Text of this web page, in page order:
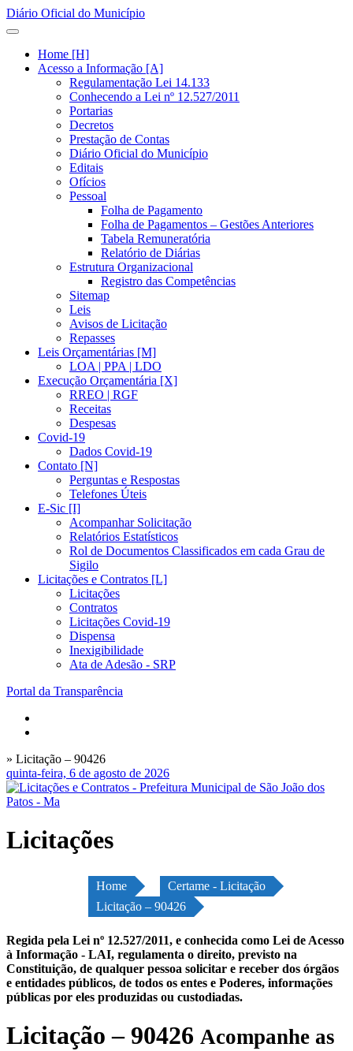
Diário Oficial do Município
Home [H]
Acesso a Informação [A]
Regulamentação Lei 14.133
Conhecendo a Lei nº 12.527/2011
Portarias
Decretos
Prestação de Contas
Diário Oficial do Município
Editais
Ofícios
Pessoal
Folha de Pagamento
Folha de Pagamentos – Gestões Anteriores
Tabela Remuneratória
Relatório de Diárias
Estrutura Organizacional
Registro das Competências
Sitemap
Leis
Avisos de Licitação
Repasses
Leis Orçamentárias [M]
LOA | PPA | LDO
Execução Orçamentária [X]
RREO | RGF
Receitas
Despesas
Covid-19
Dados Covid-19
Contato [N]
Perguntas e Respostas
Telefones Úteis
E-Sic [I]
Acompanhar Solicitação
Relatórios Estatísticos
Rol de Documentos Classificados em cada Grau de
Sigilo
Licitações e Contratos [L]
Licitações
Contratos
Licitações Covid-19
Dispensa
Inexigibilidade
Ata de Adesão - SRP
Portal da Transparência
» Licitação – 90426
quinta-feira, 6 de agosto de 2026
Licitações
Home
Certame - Licitação
Licitação – 90426
Regida pela Lei nº 12.527/2011, e conhecida como Lei de Acesso
à Informação - LAI, regulamenta o direito, previsto na
Constituição, de qualquer pessoa solicitar e receber dos órgãos
e entidades públicos, de todos os entes e Poderes, informações
públicas por eles produzidas ou custodiadas.
Licitação – 90426 Acompanhe as